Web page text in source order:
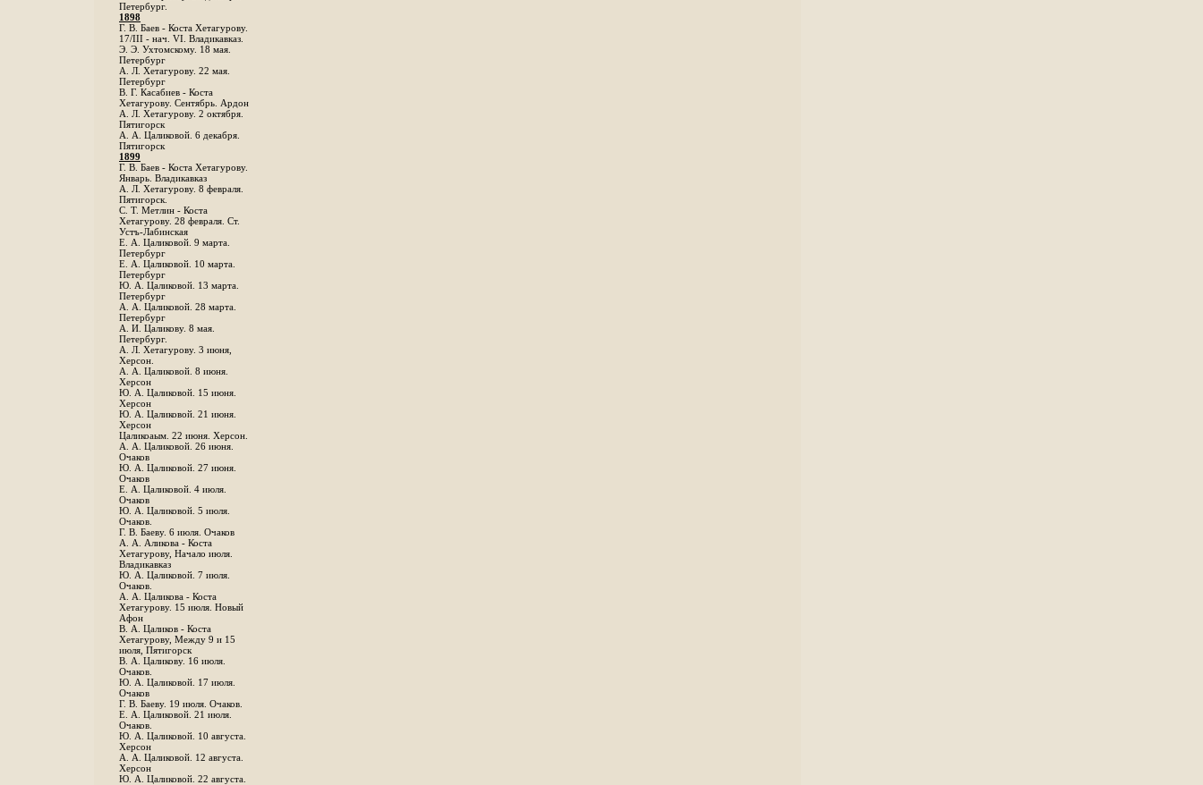
Петербург.
1898
Г. В. Баев - Коста Хетагурову.
17/III - нач. VI. Владикавказ.
Э. Э. Ухтомскому. 18 мая.
Петербург
A. Л. Хетагурову. 22 мая.
Петербург
B. Г. Касабиев - Коста
Хетагурову. Сентябрь. Ардон
А. Л. Хетагурову. 2 октября.
Пятигорск
А. А. Цаликовой. 6 декабря.
Пятигорск
1899
Г. В. Баев - Коста Хетагурову.
Январь. Владикавказ
А. Л. Хетагурову. 8 февраля.
Пятигорск.
С. Т. Метлин - Коста
Хетагурову. 28 февраля. Ст.
Устъ-Лабинская
Е. А. Цаликовой. 9 марта.
Петербург
Е. А. Цаликовой. 10 марта.
Петербург
Ю. А. Цаликовой. 13 марта.
Петербург
А. А. Цаликовой. 28 марта.
Петербург
А. И. Цаликову. 8 мая.
Петербург.
А. Л. Хетагурову. 3 июня,
Херсон.
А. А. Цаликовой. 8 июня.
Херсон
Ю. А. Цаликовой. 15 июня.
Херсон
Ю. А. Цаликовой. 21 июня.
Херсон
Цаликоаым. 22 июня. Херсон.
А. А. Цаликовой. 26 июня.
Очаков
Ю. А. Цаликовой. 27 июня.
Очаков
Е. А. Цаликовой. 4 июля.
Очаков
Ю. А. Цаликовой. 5 июля.
Очаков.
Г. В. Баеву. 6 июля. Очаков
А. А. Аликова - Коста
Хетагурову, Начало июля.
Владикавказ
Ю. А. Цаликовой. 7 июля.
Очаков.
А. А. Цаликова - Коста
Хетагурову. 15 июля. Новый
Афон
В. А. Цаликов - Коста
Хетагурову, Между 9 и 15
июля, Пятигорск
В. А. Цаликову. 16 июля.
Очаков.
Ю. А. Цаликовой. 17 июля.
Очаков
Г. В. Баеву. 19 июля. Очаков.
Е. А. Цаликовой. 21 июля.
Очаков.
Ю. А. Цаликовой. 10 августа.
Херсон
А. А. Цаликовой. 12 августа.
Херсон
Ю. А. Цаликовой. 22 августа.